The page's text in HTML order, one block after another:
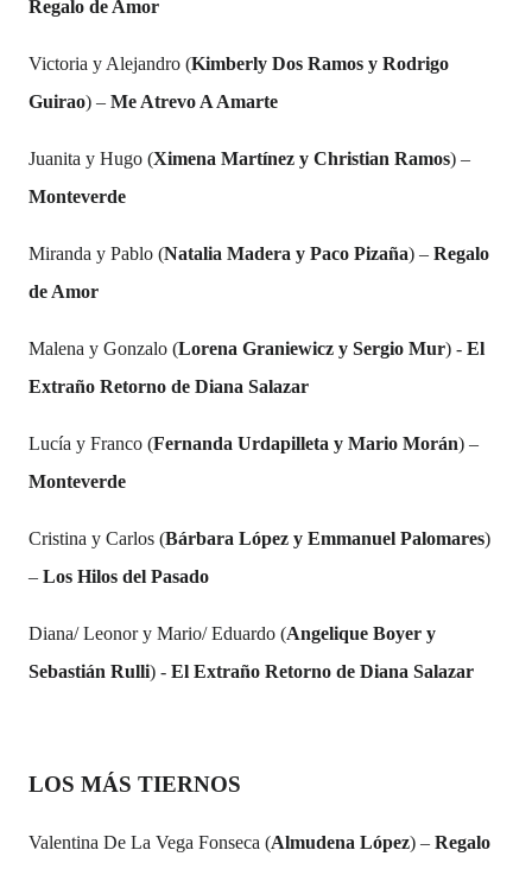
Regalo de Amor
Victoria y Alejandro (Kimberly Dos Ramos y Rodrigo
Guirao) – Me Atrevo A Amarte
Juanita y Hugo (Ximena Martínez y Christian Ramos) –
Monteverde
Miranda y Pablo (Natalia Madera y Paco Pizaña) – Regalo
de Amor
Malena y Gonzalo (Lorena Graniewicz y Sergio Mur) - El
Extraño Retorno de Diana Salazar
Lucía y Franco (Fernanda Urdapilleta y Mario Morán) –
Monteverde
Cristina y Carlos (Bárbara López y Emmanuel Palomares)
– Los Hilos del Pasado
Diana/ Leonor y Mario/ Eduardo (Angelique Boyer y
Sebastián Rulli) - El Extraño Retorno de Diana Salazar
LOS MÁS TIERNOS
Valentina De La Vega Fonseca (Almudena López) – Regalo